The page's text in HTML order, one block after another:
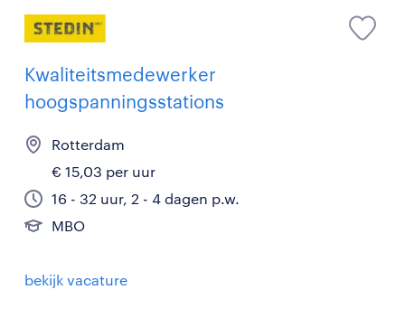
Kwaliteitsmedewerker
hoogspanningsstations
Rotterdam
€ 15,03 per uur
16 - 32 uur, 2 - 4 dagen p.w.
MBO
bekijk vacature